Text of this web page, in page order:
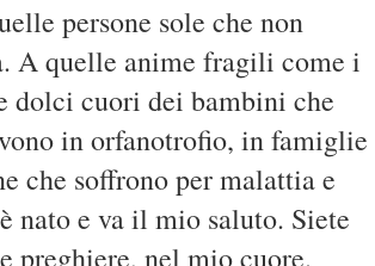
persone sole che non
A quelle anime fragili come i
cuori dei bambini che
in orfanotrofio, in famiglie
che soffrono per malattia e
nato e va il mio saluto. Siete
preghiere, nel mio cuore.